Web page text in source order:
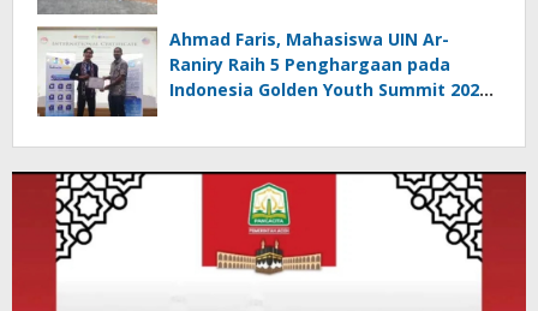
Ahmad Faris, Mahasiswa UIN Ar-
Raniry Raih 5 Penghargaan pada
Indonesia Golden Youth Summit 2026